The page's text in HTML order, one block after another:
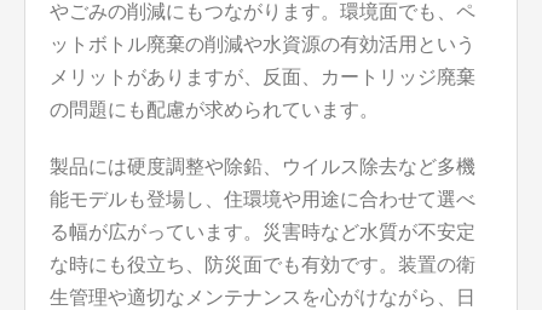
やごみの削減にもつながります。環境面でも、ペ
ットボトル廃棄の削減や水資源の有効活用という
メリットがありますが、反面、カートリッジ廃棄
の問題にも配慮が求められています。
製品には硬度調整や除鉛、ウイルス除去など多機
能モデルも登場し、住環境や用途に合わせて選べ
る幅が広がっています。災害時など水質が不安定
な時にも役立ち、防災面でも有効です。装置の衛
生管理や適切なメンテナンスを心がけながら、日